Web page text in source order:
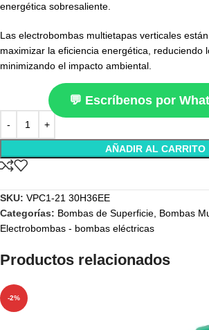
energética sobresaliente.
Las electrobombas multietapas verticales
maximizar la eficiencia energética, reduciendo
minimizando el impacto ambiental.
💬 Escríbenos por
AÑADIR AL CARRITO
SKU: VPC1-21 30H36EE
Categorías: Bombas de Superficie Bombas
Electrobombas - bombas eléctricas
Productos relacionados
-2%